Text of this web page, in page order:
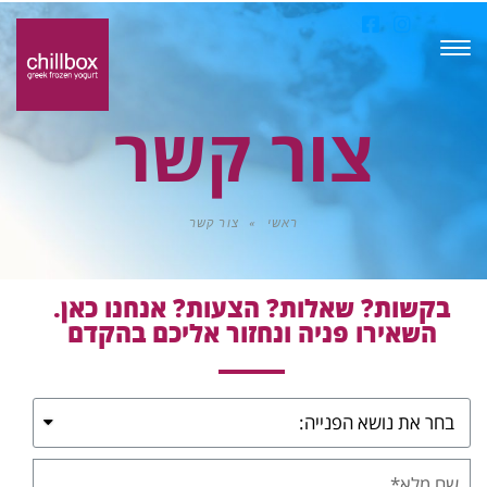
תפריט
צור קשר
ראשי » צור קשר
בקשות? שאלות? הצעות? אנחנו כאן.
השאירו פניה ונחזור אליכם בהקדם